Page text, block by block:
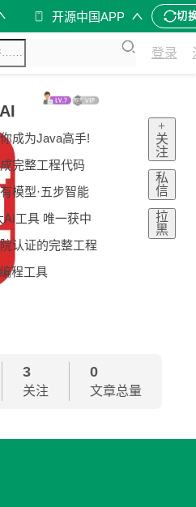
开源中国APP 切
登录
成为Java高手!
完整工程代码
模型·五步智能
AI工具 唯一获中
认证的完整工程
程工具
+
关
注
私
信
拉
黑
3
关注
0
文章总量